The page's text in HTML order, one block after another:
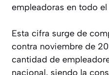
empleadoras en todo el
Esta cifra surge de
contra noviembre de
cantidad de
nacional, siendo la